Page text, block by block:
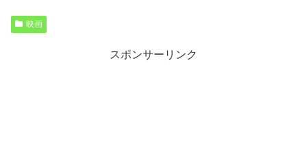
映画
スポンサーリンク